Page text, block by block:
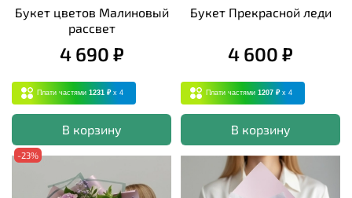
Букет цветов Малиновый
рассвет
4 690 ₽
Плати частями 1231 ₽ x 4
В корзину
Букет Прекрасной леди
4 600 ₽
Плати частями 1207 ₽ x 4
В корзину
-23%